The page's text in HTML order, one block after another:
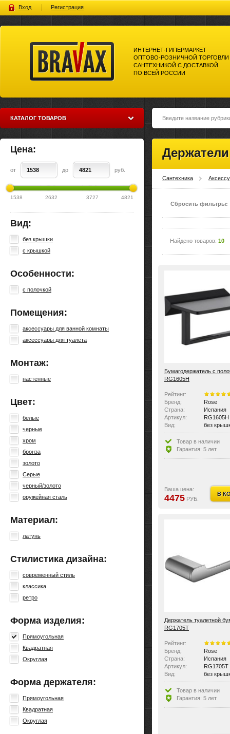
Вход Регистрация
всей россии
ИНТЕРНЕТ-ГИПЕРМАРКЕТ
ОПТОВО-РОЗНИЧНОЙ ТОРГОВЛИ
САНТЕХНИКОЙ С ДОСТАВКОЙ
ПО ВСЕЙ РОССИИ
КАТАЛОГ ТОВАРОВ
Цена:
от до руб.
1538 2632 3727 4821
Вид:
без крышки
с крышкой
Особенности:
с полочкой
Помещения:
аксессуары для ванной комнаты
аксессуары для туалета
Монтаж:
настенные
Цвет:
белые
черные
хром
бронза
золото
Серые
черный/золото
оружейная сталь
Материал:
латунь
Стилистика дизайна:
современный стиль
классика
ретро
Форма изделия:
Прямоугольная
Квадратная
Округлая
Форма держателя:
Прямоугольная
Квадратная
Округлая
Сантехника
Сбросить фильтры:
Найдено товаров: 10
Бумагодержатель с
RG1605H
Рейтинг:
Бренд:
Rose
Страна:
Испания
Артикул:
RG1605H
Вид:
без
Особенности: с
Товар в наличии
Гарантия: 5 лет
Ваша цена:
4475 РУБ.
В
Держатель туалетной
RG1705T
Рейтинг:
Бренд:
Rose
Страна:
Испания
Артикул:
RG1705T
Вид:
без
Товар в наличии
Гарантия: 5 лет